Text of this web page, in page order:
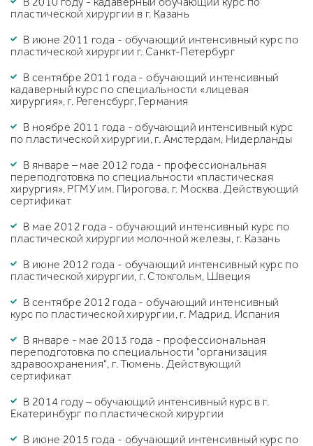
пластической хирургии в г. Казань
В июне 2011 года - обучающий интенсивный курс по
пластической хирургии г. Санкт-Петербург
В сентябре 2011 года - обучающий интенсивный
кадаверный курс по специальности «лицевая
хирургия», г. Регенсбург, Германия
В ноябре 2011 года - обучающий интенсивный курс
по пластической хирургии, г. Амстердам, Нидерланды
В январе – мае 2012 года - профессиональная
переподготовка по специальности «пластическая
хирургия», РГМУ им. Пирогова, г. Москва. Действующий
сертификат
В мае 2012 года - обучающий интенсивный курс по
пластической хирургии молочной железы, г. Казань
В июне 2012 года - обучающий интенсивный курс по
пластической хирургии, г. Стокгольм, Швеция
В сентябре 2012 года - обучающий интенсивный
курс по пластической хирургии, г. Мадрид, Испания
В январе - мае 2013 года - профессиональная
переподготовка по специальности "организация
здравоохранения", г. Тюмень. Действующий
сертификат
В 2014 году – обучающий интенсивный курс в г.
Екатеринбург по пластической хирургии
В июне 2015 года - обучающий интенсивный курс по